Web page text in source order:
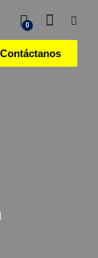
0
Contáctanos